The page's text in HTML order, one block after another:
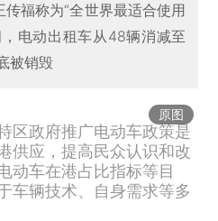
福称为“全世界最适合使用
电动出租车从48辆消减至
被销毁
原图
区政府推广电动车政策是
供应，提高民众认识和改
动车在港占比指标等目
车辆技术、自身需求等多